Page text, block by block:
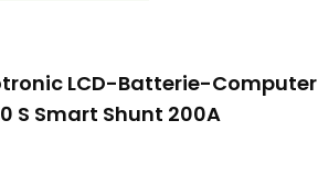
LCD-Batterie-Computer
S Smart Shunt 200A